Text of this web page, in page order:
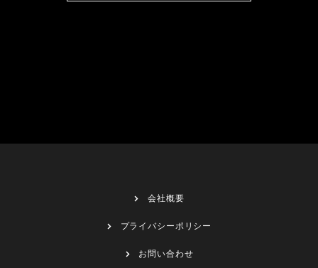
会社概要
プライバシーポリシー
お問い合わせ